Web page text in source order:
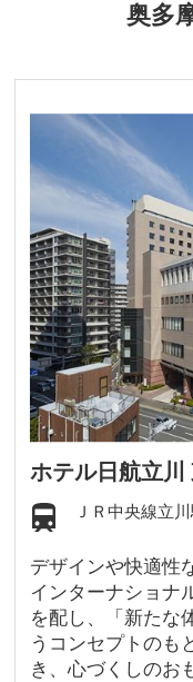
奥多
ホテル日航立川
ＪＲ中央線立
デザインや快適性
インターナショナ
を配し、「新たな
うコンセプトのも
き、心づくしのお